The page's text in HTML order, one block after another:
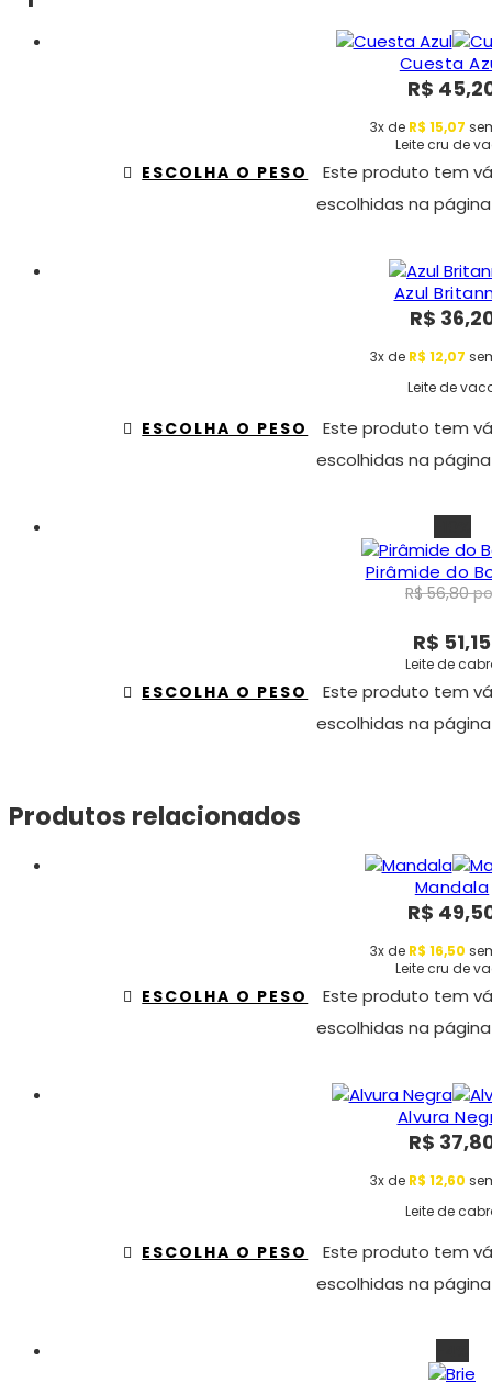
Cuesta
R$
3x de R$ 15,07
Leite cru de
ESCOLHA O PESO
Este produto tem
escolhidas na
Azul
R$
3x de R$ 12,07
Leite de
ESCOLHA O PESO
Este produto tem
escolhidas na
Pirâmide do
R$56,80
R$ 51,15
Leite de
ESCOLHA O PESO
Este produto tem
escolhidas na
Produtos relacionados
Mandala
R$
3x de R$ 16,50
Leite cru de
ESCOLHA O PESO
Este produto tem
escolhidas na
Alvura
R$
3x de R$ 12,60
Leite de
ESCOLHA O PESO
Este produto tem
escolhidas na